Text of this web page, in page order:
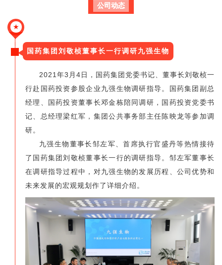
公司动态
★
国药集团刘敬桢董事长一行调研九强生物
2021年3月4日，国药集团党委书记、董事长刘敬桢一
行赴国药投资参股企业九强生物调研指导。国药集团副总
经理、国药投资董事长邓金栋陪同调研，国药投资党委书
记、总经理梁红军，集团公共事务部主任陈映龙等参加调
研。
九强生物董事长邹左军、首席执行官盛丹等热情接待
了国药集团刘敬桢董事长一行的调研指导。邹左军董事长
在调研指导过程中，对九强生物的发展历程、公司优势和
未来发展的宏观规划作了详细介绍。